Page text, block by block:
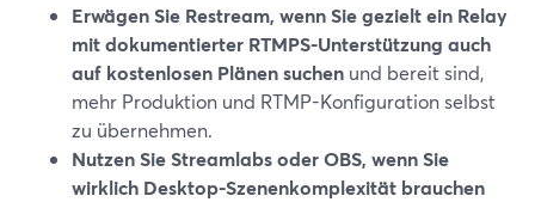
Erwägen Sie Restream, wenn Sie gezielt ein Relay
mit dokumentierter RTMPS-Unterstützung auch
auf kostenlosen Plänen suchen und bereit sind,
mehr Produktion und RTMP-Konfiguration selbst
zu übernehmen.
Nutzen Sie Streamlabs oder OBS, wenn Sie
wirklich Desktop-Szenenkomplexität brauchen